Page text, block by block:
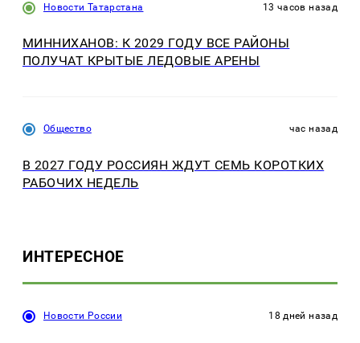
Новости Татарстана 13 часов назад
МИННИХАНОВ: К 2029 ГОДУ ВСЕ РАЙОНЫ
ПОЛУЧАТ КРЫТЫЕ ЛЕДОВЫЕ АРЕНЫ
Общество час назад
В 2027 ГОДУ РОССИЯН ЖДУТ СЕМЬ КОРОТКИХ
РАБОЧИХ НЕДЕЛЬ
ИНТЕРЕСНОЕ
Новости России 18 дней назад